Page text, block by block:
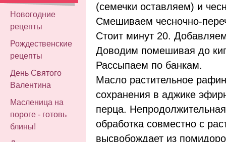
Новогодние
рецепты
Рождественские
рецепты
День Святого
Валентина
Масленица на
пороге - готовь
блины!
(семечки оставляем) и
Смешиваем чесночно-
Стоит минут 20.
Доводим помешивая до
Рассыпаем по банкам.
Масло растительное
сохранения в аджике
перца.
обработка совместно с
высвобождает из